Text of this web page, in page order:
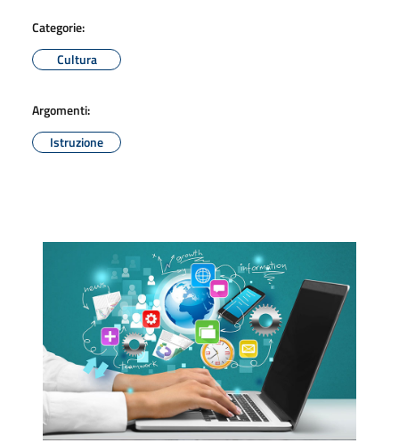
Categorie:
Cultura
Argomenti:
Istruzione